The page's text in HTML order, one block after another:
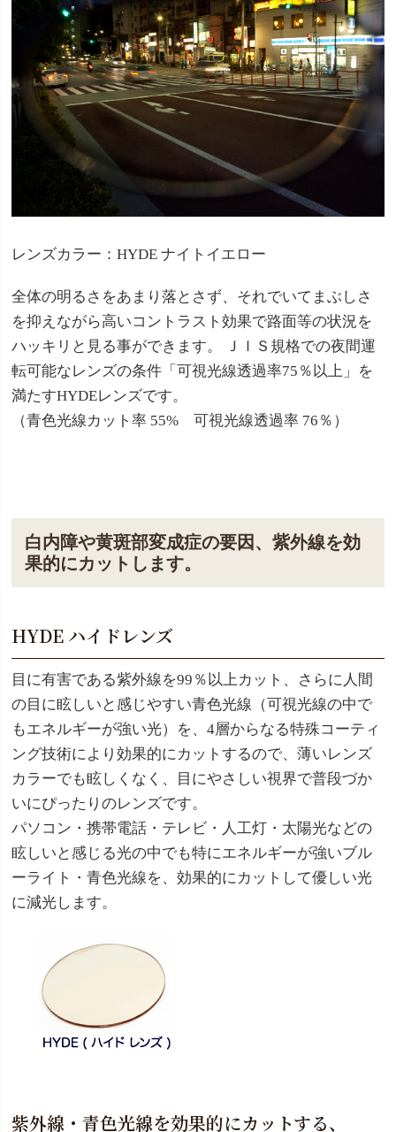
レンズカラー：HYDE ナイトイエロー
全体の明るさをあまり落とさず、それでいてまぶしさ
を抑えながら高いコントラスト効果で路面等の状況を
ハッキリと見る事ができます。 ＪＩＳ規格での夜間運
転可能なレンズの条件「可視光線透過率75％以上」を
満たすHYDEレンズです。
（青色光線カット率 55% 可視光線透過率 76％）
白内障や黄斑部変成症の要因、紫外線を効
果的にカットします。
HYDE ハイドレンズ
目に有害である紫外線を99％以上カット、さらに人間
の目に眩しいと感じやすい青色光線（可視光線の中で
もエネルギーが強い光）を、4層からなる特殊コーティ
ング技術により効果的にカットするので、薄いレンズ
カラーでも眩しくなく、目にやさしい視界で普段づか
いにぴったりのレンズです。
パソコン・携帯電話・テレビ・人工灯・太陽光などの
眩しいと感じる光の中でも特にエネルギーが強いブル
ーライト・青色光線を、効果的にカットして優しい光
に減光します。
紫外線・青色光線を効果的にカットする、